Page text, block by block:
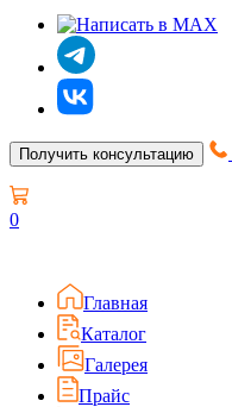
Получить консультацию
0
Главная
Каталог
Галерея
Прайс